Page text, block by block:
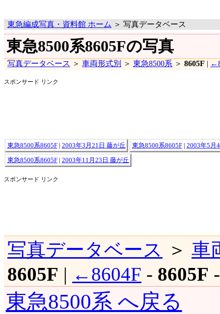
東急編成写真・資料館 ホーム ＞ 写真データベース
東急8500系8605Fの写真
写真データベース ＞ 車両形式別 ＞ 東急8500系 ＞ 8605F |
スポンサード リンク
東急8500系8605F| 2003年3月21日 藤が丘 東急8500系8605F| 2003年5月
東急8500系8605F| 2003年11月23日 藤が丘
スポンサード リンク
写真データベース ＞ 車
8605F | ←8604F - 8605F
東急8500系 へ戻る